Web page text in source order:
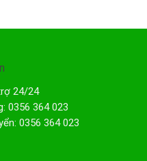
24/24
0356 364 023
0356 364 023